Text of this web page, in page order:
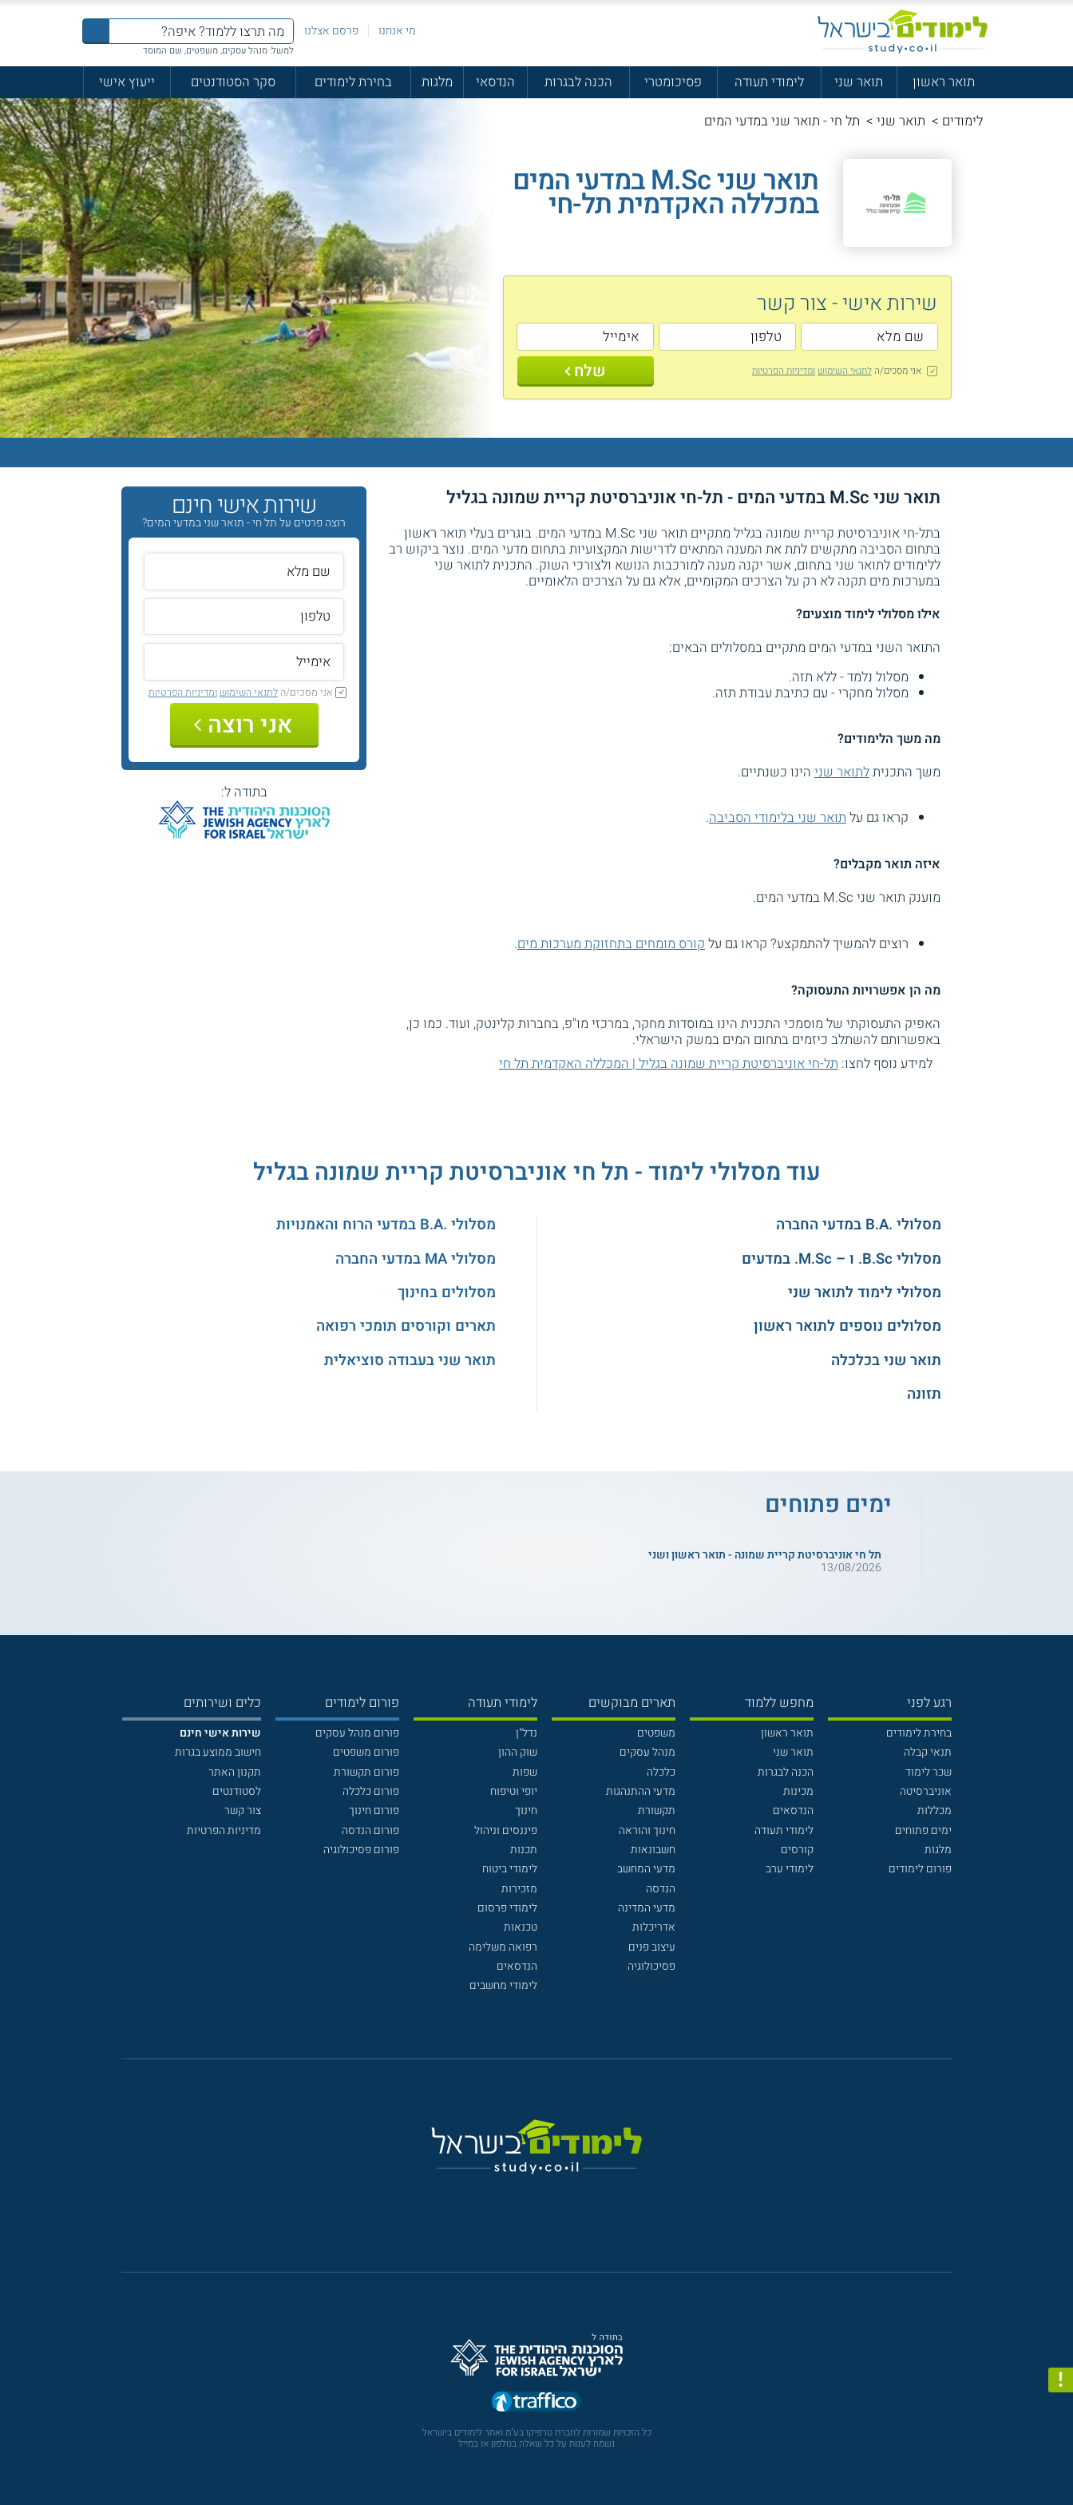
מי אנחנו פרסם אצלנו
למשל: מנהל עסקים, משפטים, שם המוסד
תואר ראשון תואר שני לימודי תעודה פסיכומטרי הכנה לבגרות הנדסאי מלגות בחירת לימודים סקר הסטודנטים
ייעוץ אישי
לימודים > תואר שני > תל חי - תואר שני במדעי המים
תואר שני M.Sc במדעי המים
במכללה האקדמית תל-חי
שירות אישי - צור קשר
אני מסכים/הלתנאי השימוש ומדיניות הפרטיות שלח
תואר שני M.Sc במדעי המים - תל-חי אוניברסיטת קריית שמונה בגליל
בתל-חי אוניברסיטת קריית שמונה בגליל מתקיים תואר שני M.Sc במדעי המים. בוגרים בעלי תואר ראשון
בתחום הסביבה מתקשים לתת את המענה המתאים לדרישות המקצועיות בתחום מדעי המים. נוצר ביקוש רב
ללימודים לתואר שני בתחום, אשר יקנה מענה למורכבות הנושא ולצורכי השוק. התכנית לתואר שני
במערכות מים תקנה לא רק על הצרכים המקומיים, אלא גם על הצרכים הלאומיים.
אילו מסלולי לימוד מוצעים?
התואר השני במדעי המים מתקיים במסלולים הבאים:
מסלול נלמד - ללא תזה.
מסלול מחקרי - עם כתיבת עבודת תזה.
מה משך הלימודים?
משך התכניתלתואר שני הינו כשנתיים.
קראו גם עלתואר שני בלימודי הסביבה.
איזה תואר מקבלים?
מוענק תואר שני M.Sc במדעי המים.
רוצים להמשיך להתמקצע? קראו גם על קורס מומחים בתחזוקת מערכות מים.
מה הן אפשרויות התעסוקה?
האפיק התעסוקתי של מוסמכי התכנית הינו במוסדות מחקר, במרכזי מו"פ, בחברות קלינטק, ועוד. כמו כן,
באפשרותם להשתלב כיזמים בתחום המים במשק הישראלי.
למידע נוסף לחצו: תל-חי אוניברסיטת קריית שמונה בגליל | המכללה האקדמית תל חי
שירות אישי חינם
רוצה פרטים על תל חי - תואר שני במדעי המים?
אני מסכים/הלתנאי השימוש ומדיניות הפרטיות
אני רוצה
בתודה ל:
עוד מסלולי לימוד - תל חי אוניברסיטת קריית שמונה בגליל
מסלולי .B.A במדעי החברה
מסלולי B.Sc. ו – M.Sc. במדעים
מסלולי לימוד לתואר שני
מסלולים נוספים לתואר ראשון
תואר שני בכלכלה
תזונה
מסלולי .B.A במדעי הרוח והאמנויות
מסלולי MA במדעי החברה
מסלולים בחינוך
תארים וקורסים תומכי רפואה
תואר שני בעבודה סוציאלית
ימים פתוחים
תל חי אוניברסיטת קריית שמונה - תואר ראשון ושני
13/08/2026
רגע לפני
בחירת לימודים
תנאי קבלה
שכר לימוד
אוניברסיטה
מכללות
ימים פתוחים
מלגות
פורום לימודים
מחפש ללמוד
תואר ראשון
תואר שני
הכנה לבגרות
מכינות
הנדסאים
לימודי תעודה
קורסים
לימודי ערב
תארים מבוקשים
משפטים
מנהל עסקים
כלכלה
מדעי ההתנהגות
תקשורת
חינוך והוראה
חשבונאות
מדעי המחשב
הנדסה
מדעי המדינה
אדריכלות
עיצוב פנים
פסיכולוגיה
לימודי תעודה
נדל"ן
שוק ההון
שפות
יופי וטיפוח
חינוך
פיננסים וניהול
תכנות
לימודי ביטוח
מזכירות
לימודי פרסום
טכנאות
רפואה משלימה
הנדסאים
לימודי מחשבים
פורום לימודים
פורום מנהל עסקים
פורום משפטים
פורום תקשורת
פורום כלכלה
פורום חינוך
פורום הנדסה
פורום פסיכולוגיה
כלים ושירותים
שירות אישי חינם
חישוב ממוצע בגרות
תקנון האתר
לסטודנטים
צור קשר
מדיניות הפרטיות
כל הזכויות שמורות לחברת טרפיקו בע"מ ואתר לימודים בישראל
נשמח לענות על כל שאלה בטלפון או במייל